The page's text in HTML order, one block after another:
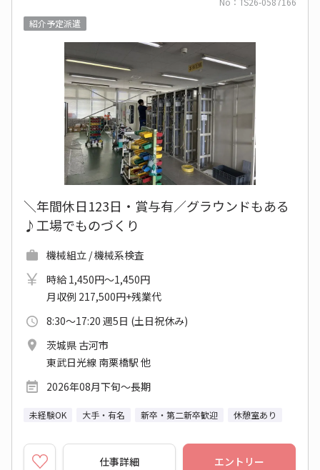
紹介予定派遣
＼年間休日123日・賞与有／グラウンドもある
♪工場でものづくり
機械組立 / 機械系検査
時給 1,450円～1,450円
月収例 217,500円+残業代
8:30～17:20 週5日 (土日祝休み)
茨城県 古河市
東武日光線 南栗橋駅 他
2026年08月下旬～長期
未経験OK 大手・有名 新卒・第二新卒歓迎 休憩室あり
仕事詳細 エントリー